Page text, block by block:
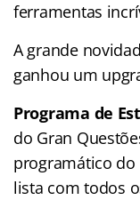
ferramentas
A grande
ganhou um
Programa de
do Gran
programático do
lista com todos